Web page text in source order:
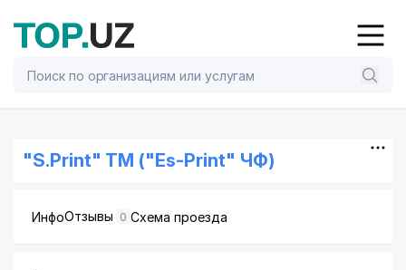
"S.Print" ТМ ("Es-Print" ЧФ)
ИнфоОтзывы 0 Схема проезда